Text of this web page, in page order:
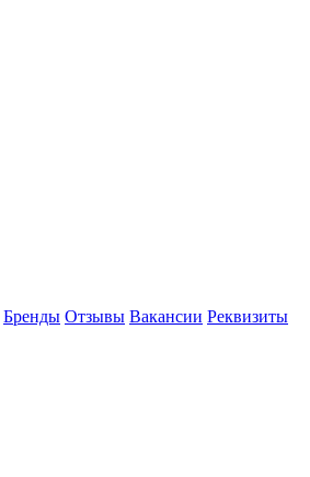
Бренды Отзывы Вакансии Реквизиты